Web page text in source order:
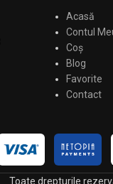
Acasă
Contul
Coș
Blog
Favorite
Contact
Toate drepturile